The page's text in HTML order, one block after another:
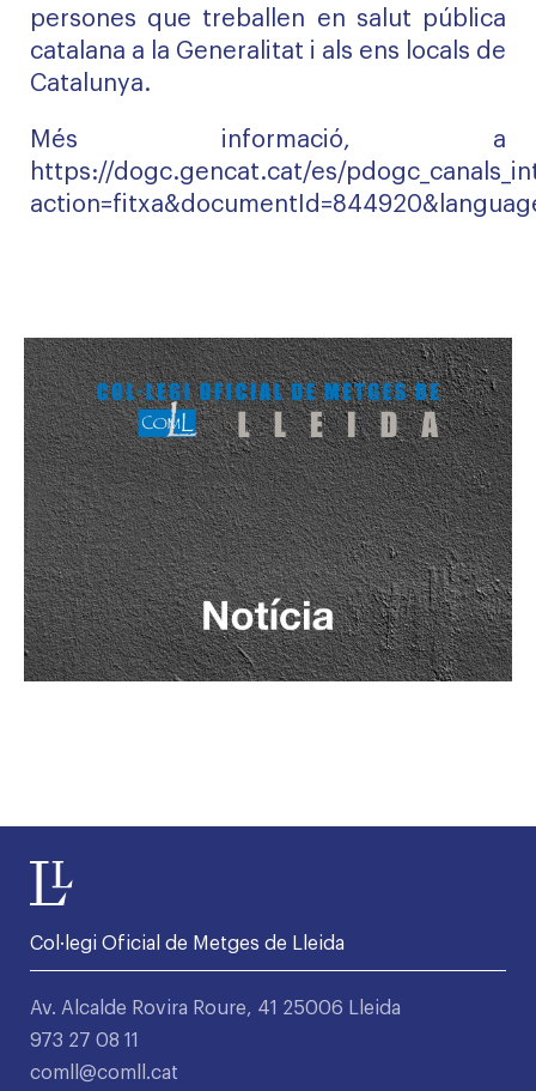
persones que treballen en salut pública
catalana a la Generalitat i als ens locals de
Catalunya.
Més informació, a
https://dogc.gencat.cat/es/
Col·legi Oficial de Metges de Lleida
Av. Alcalde Rovira Roure, 41 25006 Lleida
973 27 08 11
comll@comll.cat